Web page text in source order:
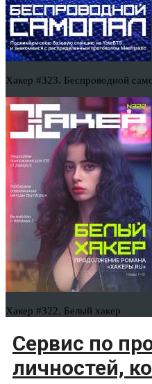
Хакер #323. Беспроводной
Хакер #322. Белый хакер
Сервис по
личностей,